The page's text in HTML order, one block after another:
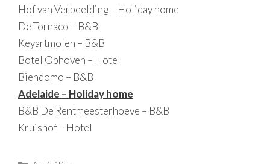
Hof van Verbeelding – Holiday home
De Tornaco – B&B
Keyartmolen – B&B
Botel Ophoven – Hotel
Biendomo – B&B
Adelaide – Holiday home
B&B De Rentmeesterhoeve – B&B
Kruishof – Hotel